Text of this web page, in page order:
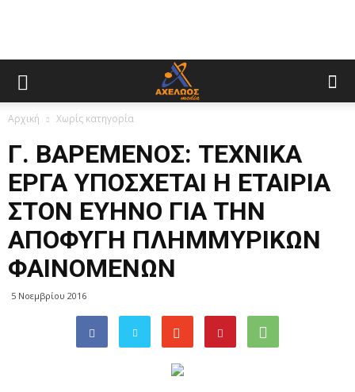
Αρχική Χωρίς κατηγορία
Γ. ΒΑΡΕΜΕΝΟΣ: ΤΕΧΝΙΚΑ
ΕΡΓΑ ΥΠΟΣΧΕΤΑΙ Η ΕΤΑΙΡΙΑ
ΣΤΟΝ ΕΥΗΝΟ ΓΙΑ ΤΗΝ
ΑΠΟΦΥΓΗ ΠΛΗΜΜΥΡΙΚΩΝ
ΦΑΙΝΟΜΕΝΩΝ
5 Νοεμβρίου 2016